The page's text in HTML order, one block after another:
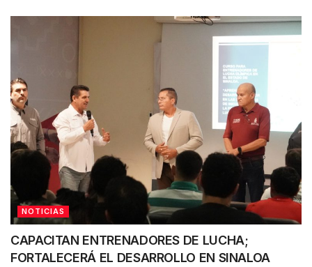
NOTICIAS
CAPACITAN ENTRENADORES DE LUCHA;
FORTALECERÁ EL DESARROLLO EN SINALOA